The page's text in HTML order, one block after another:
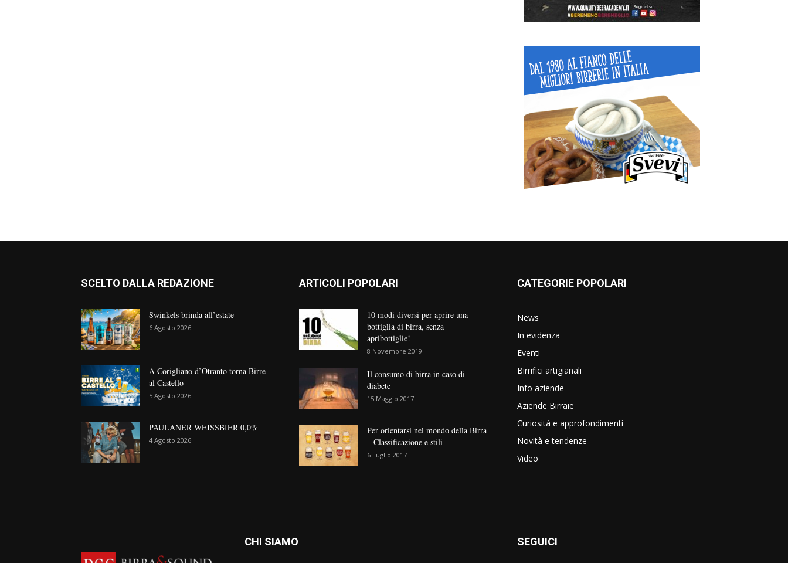
SCELTO DALLA REDAZIONE
Swinkels brinda all’estate
6 Agosto 2026
A Corigliano d’Otranto torna Birre
al Castello
5 Agosto 2026
PAULANER WEISSBIER 0,0%
4 Agosto 2026
ARTICOLI POPOLARI
10 modi diversi per aprire una
bottiglia di birra, senza
apribottiglie!
8 Novembre 2019
Il consumo di birra in caso di
diabete
15 Maggio 2017
Per orientarsi nel mondo della Birra
– Classificazione e stili
6 Luglio 2017
CATEGORIE POPOLARI
News
In evidenza
Eventi
Birrifici artigianali
Info aziende
Aziende Birraie
Curiosità e approfondimenti
Novità e tendenze
Video
CHI SIAMO SEGUICI